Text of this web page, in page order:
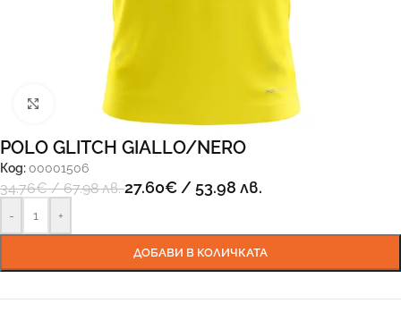
POLO GLITCH GIALLO/NERO
Код: 00001506
34.76€/ 67.98 лв.27.60€/ 53.98 лв.
- +
ДОБАВИ В КОЛИЧКАТА